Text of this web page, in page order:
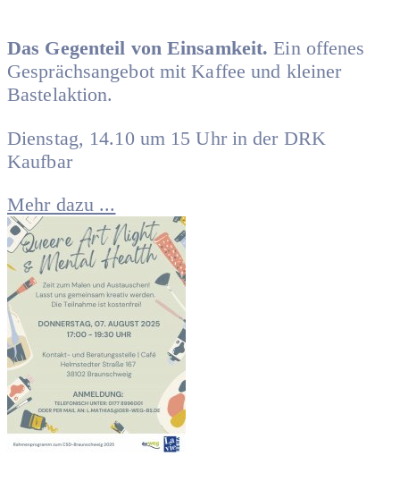
Das Gegenteil von Einsamkeit. Ein offenes
Gesprächsangebot mit Kaffee und kleiner
Bastelaktion.
Dienstag, 14.10 um 15 Uhr in der DRK
Kaufbar
Mehr dazu ...